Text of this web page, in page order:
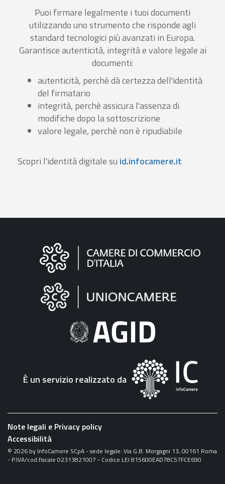
Puoi firmare legalmente i tuoi documenti
utilizzando uno strumento che risponde agli
standard tecnologici più avanzati in Europa.
Garantisce autenticità, integrità e valore legale ai
documenti:
autenticità, perchè dà certezza dell'identità
del firmatario
integrità, perchè assicura l'assenza di
modifiche dopo la sottoscrizione
valore legale, perchè non è ripudiabile
Scopri l'identità digitale su id.infocamere.it
Informazioni
"Fattura
Elettronica"
È un servizio realizzato da
Note legali e Privacy policy
Accessibilità
© 2026 by InfoCamere SCpA - sede legale: Via G.B. Morgagni 13, 00161 Roma
- P.IVA/cod.fiscale 02313821007 - Codice LEI 815600EAD78C57FCE690